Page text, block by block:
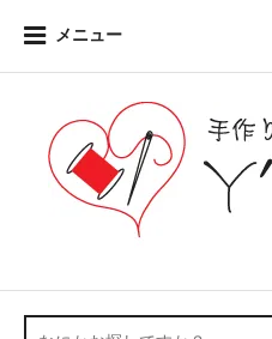
メニュー